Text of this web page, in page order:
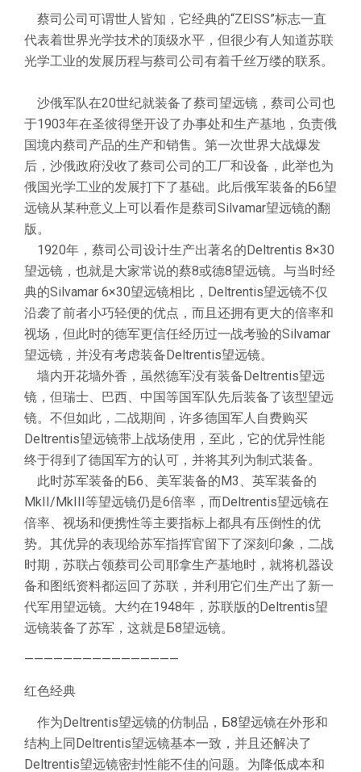
蔡司公司可谓世人皆知，它经典的“ZEISS”标志一直
代表着世界光学技术的顶级水平，但很少有人知道苏联
光学工业的发展历程与蔡司公司有着千丝万缕的联系。
沙俄军队在20世纪就装备了蔡司望远镜，蔡司公司也
于1903年在圣彼得堡开设了办事处和生产基地，负责俄
国境内蔡司产品的生产和销售。第一次世界大战爆发
后，沙俄政府没收了蔡司公司的工厂和设备，此举也为
俄国光学工业的发展打下了基础。此后俄军装备的Б6望
远镜从某种意义上可以看作是蔡司Silvamar望远镜的翻
版。
1920年，蔡司公司设计生产出著名的Deltrentis 8×30
望远镜，也就是大家常说的蔡8或德8望远镜。与当时经
典的Silvamar 6×30望远镜相比，Deltrentis望远镜不仅
沿袭了前者小巧轻便的优点，而且还拥有更大的倍率和
视场，但此时的德军更信任经历过一战考验的Silvamar
望远镜，并没有考虑装备Deltrentis望远镜。
墙内开花墙外香，虽然德军没有装备Deltrentis望远
镜，但瑞士、巴西、中国等国军队先后装备了该型望远
镜。不但如此，二战期间，许多德国军人自费购买
Deltrentis望远镜带上战场使用，至此，它的优异性能
终于得到了德国军方的认可，并将其列为制式装备。
此时苏军装备的Б6、美军装备的M3、英军装备的
MkII/MkIII等望远镜仍是6倍率，而Deltrentis望远镜在
倍率、视场和便携性等主要指标上都具有压倒性的优
势。其优异的表现给苏军指挥官留下了深刻印象，二战
时期，苏联占领蔡司公司耶拿生产基地时，就将机器设
备和图纸资料都运回了苏联，并利用它们生产出了新一
代军用望远镜。大约在1948年，苏联版的Deltrentis望
远镜装备了苏军，这就是Б8望远镜。
————————————————
红色经典
作为Deltrentis望远镜的仿制品，Б8望远镜在外形和
结构上同Deltrentis望远镜基本一致，并且还解决了
Deltrentis望远镜密封性能不佳的问题。为降低成本和